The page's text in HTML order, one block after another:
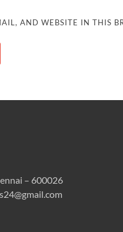
AND WEBSITE IN THIS
– 600026